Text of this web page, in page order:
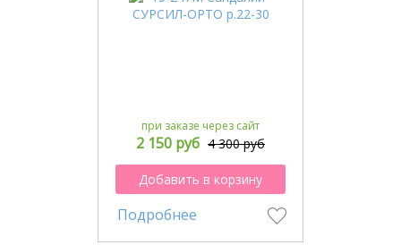
при заказе через сайт
2 150 руб 4 300 руб
Добавить в корзину
Подробнее